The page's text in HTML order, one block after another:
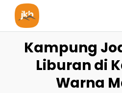
Kampung
Liburan di
Warna